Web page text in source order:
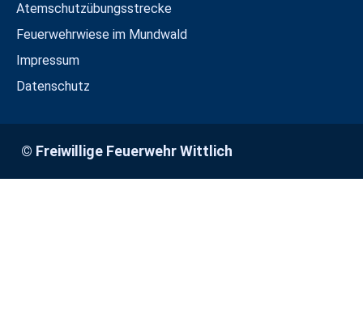
Atemschutzübungsstrecke
Feuerwehrwiese im Mundwald
Impressum
Datenschutz
© Freiwillige Feuerwehr Wittlich